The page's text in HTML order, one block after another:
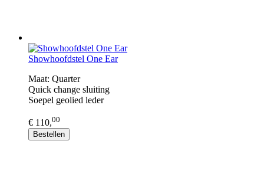
Showhoofdstel One Ear
Maat: Quarter
Quick change sluiting
​Soepel geolied leder
€ 110,00
Bestellen